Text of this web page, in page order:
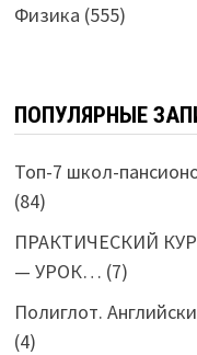
Физика (555)
ПОПУЛЯРНЫЕ
Топ-7 школ-
(84)
ПРАКТИЧЕСКИЙ
— УРОК… (7)
Полиглот.
(4)